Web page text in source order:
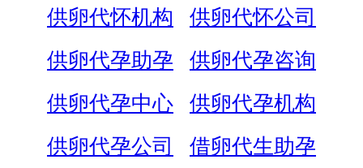
供卵代怀机构
供卵代怀公司
供卵代孕助孕
供卵代孕咨询
供卵代孕中心
供卵代孕机构
供卵代孕公司
借卵代生助孕